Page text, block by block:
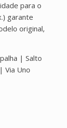
para o
garante
original,
| Salto
Via Uno